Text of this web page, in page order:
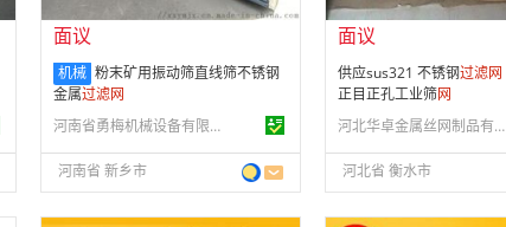
面议
机械 粉末矿用振动筛直线筛不锈钢
金属过滤网
河南省勇梅机械设备有限公司
河南省 新乡市
面议
供应sus321 不锈钢过滤网
正目正孔工业筛网
河北华卓金属丝网制品有限公司
河北省 衡水市